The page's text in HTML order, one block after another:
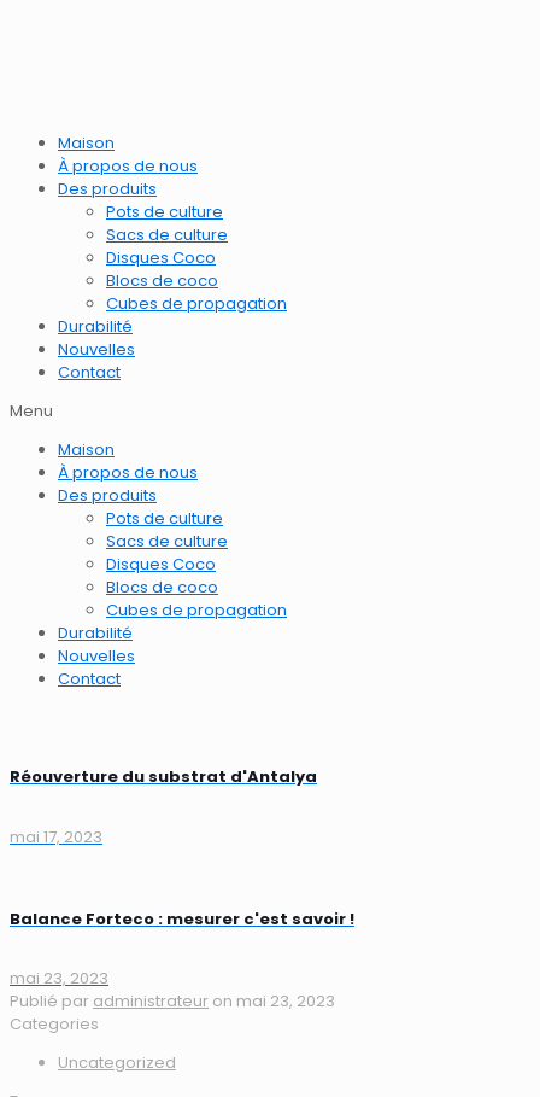
Maison
À propos de nous
Des produits
Pots de culture
Sacs de culture
Disques Coco
Blocs de coco
Cubes de propagation
Durabilité
Nouvelles
Contact
Menu
Maison
À propos de nous
Des produits
Pots de culture
Sacs de culture
Disques Coco
Blocs de coco
Cubes de propagation
Durabilité
Nouvelles
Contact
Réouverture du substrat d'Antalya
mai 17, 2023
Balance Forteco : mesurer c'est savoir !
mai 23, 2023
Publié par administrateur on mai 23, 2023
Categories
Uncategorized